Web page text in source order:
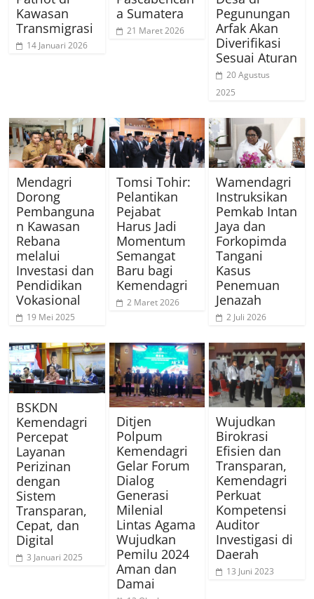
Kawasan
Transmigrasi
14 Januari 2026
a Sumatera
21 Maret 2026
Pegunungan
Arfak Akan
Diverifikasi
Sesuai Aturan
20 Agustus
2025
Mendagri
Dorong
Pembanguna
n Kawasan
Rebana
melalui
Investasi dan
Pendidikan
Vokasional
19 Mei 2025
Tomsi Tohir:
Pelantikan
Pejabat
Harus Jadi
Momentum
Semangat
Baru bagi
Kemendagri
2 Maret 2026
Wamendagri
Instruksikan
Pemkab Intan
Jaya dan
Forkopimda
Tangani
Kasus
Penemuan
Jenazah
2 Juli 2026
BSKDN
Kemendagri
Percepat
Layanan
Perizinan
dengan
Sistem
Transparan,
Cepat, dan
Digital
3 Januari 2025
Ditjen
Polpum
Kemendagri
Gelar Forum
Dialog
Generasi
Milenial
Lintas Agama
Wujudkan
Pemilu 2024
Aman dan
Damai
Wujudkan
Birokrasi
Efisien dan
Transparan,
Kemendagri
Perkuat
Kompetensi
Auditor
Investigasi di
Daerah
13 Juni 2023